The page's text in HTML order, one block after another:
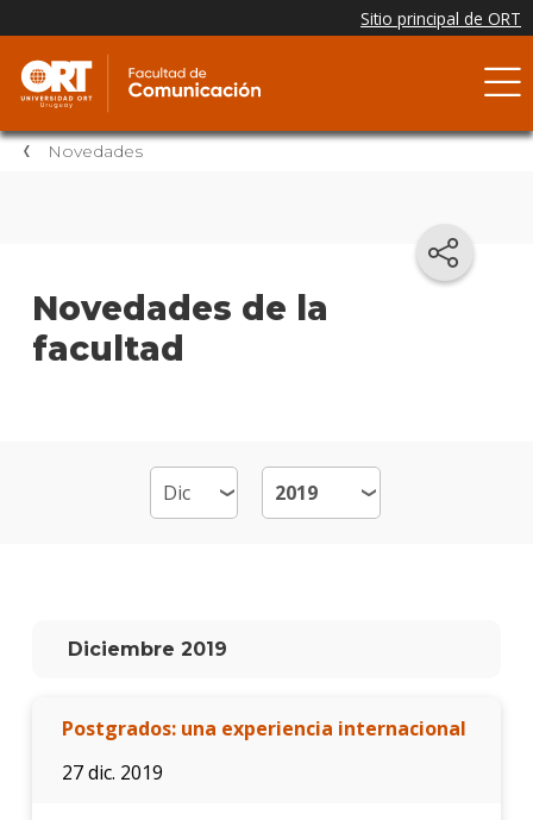
Novedades
Novedades de la
facultad
Diciembre 2019
Postgrados: una experiencia internacional
27 dic. 2019